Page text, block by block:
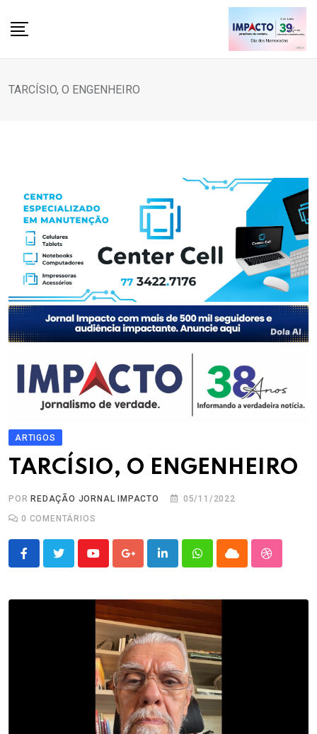
TARCÍSIO, O ENGENHEIRO
ARTIGOS
TARCÍSIO, O ENGENHEIRO
POR REDAÇÃO JORNAL IMPACTO
05/11/2022
0 COMENTÁRIOS
YoutubeGoogle+LinkedInWhatsappCloud